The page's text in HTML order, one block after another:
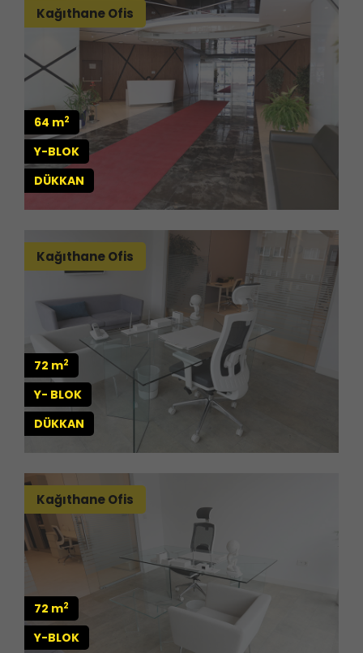
Kağıthane Ofis
64 m2
Y-BLOK
DÜKKAN
Kağıthane Ofis
72 m2
Y- BLOK
DÜKKAN
Kağıthane Ofis
72 m2
Y-BLOK